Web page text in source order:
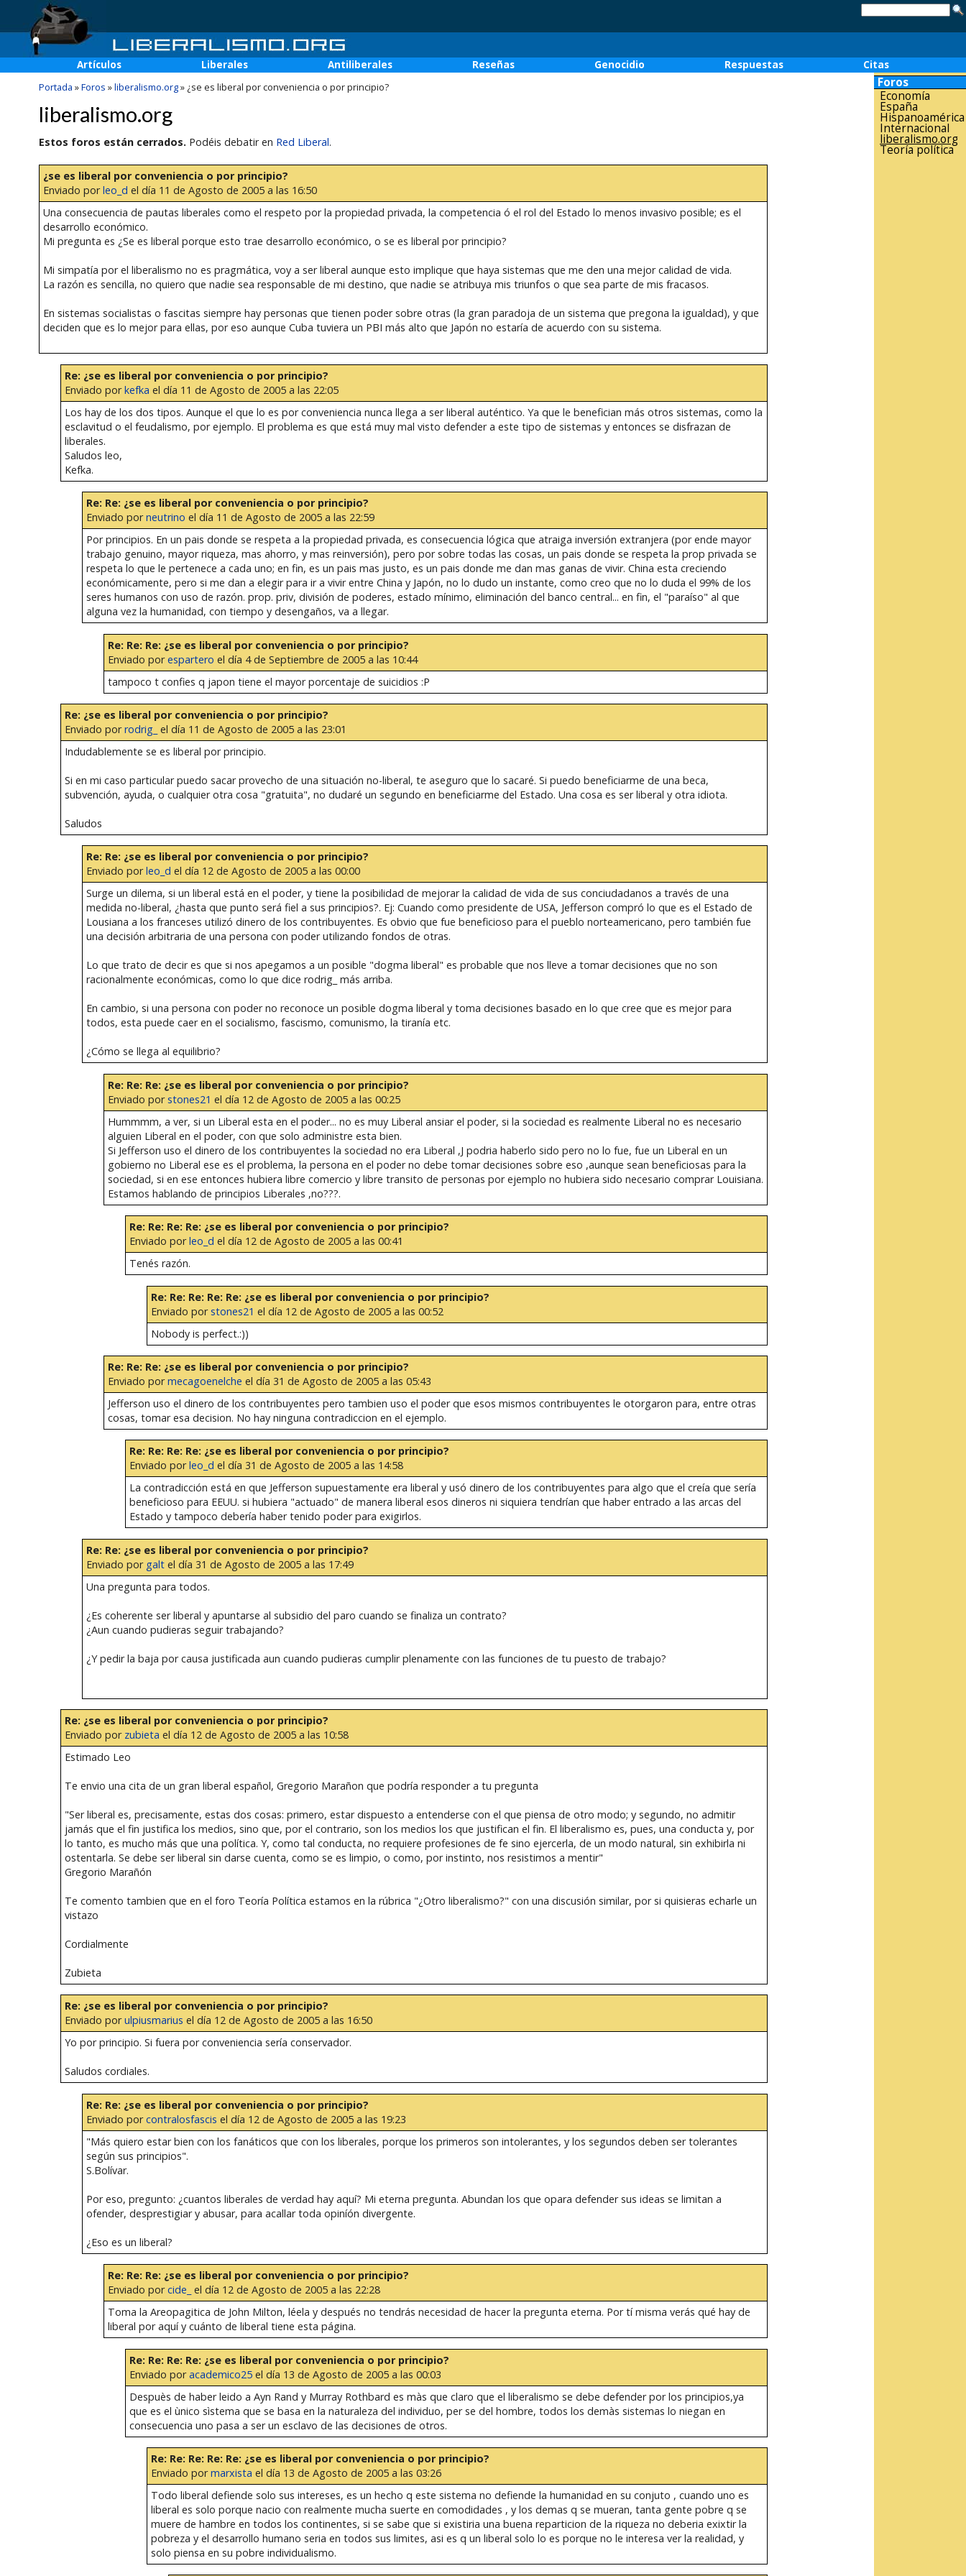
Artículos Liberales Antiliberales Reseñas Genocidio Respuestas
Citas
Portada »Foros »liberalismo.org» ¿se es liberal por conveniencia o por principio?
liberalismo.org
Estos foros están cerrados. Podéis debatir en Red Liberal.
¿se es liberal por conveniencia o por principio?
Enviado porleo_d el día 11 de Agosto de 2005 a las 16:50
Una consecuencia de pautas liberales como el respeto por la propiedad privada, la competencia ó el rol del Estado lo menos invasivo posible; es el
desarrollo económico.
Mi pregunta es ¿Se es liberal porque esto trae desarrollo económico, o se es liberal por principio?
Mi simpatía por el liberalismo no es pragmática, voy a ser liberal aunque esto implique que haya sistemas que me den una mejor calidad de vida.
La razón es sencilla, no quiero que nadie sea responsable de mi destino, que nadie se atribuya mis triunfos o que sea parte de mis fracasos.
En sistemas socialistas o fascitas siempre hay personas que tienen poder sobre otras (la gran paradoja de un sistema que pregona la igualdad), y que
deciden que es lo mejor para ellas, por eso aunque Cuba tuviera un PBI más alto que Japón no estaría de acuerdo con su sistema.
Re: ¿se es liberal por conveniencia o por principio?
Enviado porkefka el día 11 de Agosto de 2005 a las 22:05
Los hay de los dos tipos. Aunque el que lo es por conveniencia nunca llega a ser liberal auténtico. Ya que le benefician más otros sistemas, como la
esclavitud o el feudalismo, por ejemplo. El problema es que está muy mal visto defender a este tipo de sistemas y entonces se disfrazan de
liberales.
Saludos leo,
Kefka.
Re: Re: ¿se es liberal por conveniencia o por principio?
Enviado porneutrino el día 11 de Agosto de 2005 a las 22:59
Por principios. En un pais donde se respeta a la propiedad privada, es consecuencia lógica que atraiga inversión extranjera (por ende mayor
trabajo genuino, mayor riqueza, mas ahorro, y mas reinversión), pero por sobre todas las cosas, un pais donde se respeta la prop privada se
respeta lo que le pertenece a cada uno; en fin, es un pais mas justo, es un pais donde me dan mas ganas de vivir. China esta creciendo
económicamente, pero si me dan a elegir para ir a vivir entre China y Japón, no lo dudo un instante, como creo que no lo duda el 99% de los
seres humanos con uso de razón. prop. priv, división de poderes, estado mínimo, eliminación del banco central... en fin, el "paraíso" al que
alguna vez la humanidad, con tiempo y desengaños, va a llegar.
Re: Re: Re: ¿se es liberal por conveniencia o por principio?
Enviado porespartero el día 4 de Septiembre de 2005 a las 10:44
tampoco t confies q japon tiene el mayor porcentaje de suicidios :P
Re: ¿se es liberal por conveniencia o por principio?
Enviado porrodrig_ el día 11 de Agosto de 2005 a las 23:01
Indudablemente se es liberal por principio.
Si en mi caso particular puedo sacar provecho de una situación no-liberal, te aseguro que lo sacaré. Si puedo beneficiarme de una beca,
subvención, ayuda, o cualquier otra cosa "gratuita", no dudaré un segundo en beneficiarme del Estado. Una cosa es ser liberal y otra idiota.
Saludos
Re: Re: ¿se es liberal por conveniencia o por principio?
Enviado porleo_d el día 12 de Agosto de 2005 a las 00:00
Surge un dilema, si un liberal está en el poder, y tiene la posibilidad de mejorar la calidad de vida de sus conciudadanos a través de una
medida no-liberal, ¿hasta que punto será fiel a sus principios?. Ej: Cuando como presidente de USA, Jefferson compró lo que es el Estado de
Lousiana a los franceses utilizó dinero de los contribuyentes. Es obvio que fue beneficioso para el pueblo norteamericano, pero también fue
una decisión arbitraria de una persona con poder utilizando fondos de otras.
Lo que trato de decir es que si nos apegamos a un posible "dogma liberal" es probable que nos lleve a tomar decisiones que no son
racionalmente económicas, como lo que dice rodrig_ más arriba.
En cambio, si una persona con poder no reconoce un posible dogma liberal y toma decisiones basado en lo que cree que es mejor para
todos, esta puede caer en el socialismo, fascismo, comunismo, la tiranía etc.
¿Cómo se llega al equilibrio?
Re: Re: Re: ¿se es liberal por conveniencia o por principio?
Enviado porstones21 el día 12 de Agosto de 2005 a las 00:25
Hummmm, a ver, si un Liberal esta en el poder... no es muy Liberal ansiar el poder, si la sociedad es realmente Liberal no es necesario
alguien Liberal en el poder, con que solo administre esta bien.
Si Jefferson uso el dinero de los contribuyentes la sociedad no era Liberal ,J podria haberlo sido pero no lo fue, fue un Liberal en un
gobierno no Liberal ese es el problema, la persona en el poder no debe tomar decisiones sobre eso ,aunque sean beneficiosas para la
sociedad, si en ese entonces hubiera libre comercio y libre transito de personas por ejemplo no hubiera sido necesario comprar Louisiana.
Estamos hablando de principios Liberales ,no???.
Re: Re: Re: Re: ¿se es liberal por conveniencia o por principio?
Enviado porleo_d el día 12 de Agosto de 2005 a las 00:41
Tenés razón.
Re: Re: Re: Re: Re: ¿se es liberal por conveniencia o por principio?
Enviado porstones21 el día 12 de Agosto de 2005 a las 00:52
Nobody is perfect.:))
Re: Re: Re: ¿se es liberal por conveniencia o por principio?
Enviado pormecagoenelche el día 31 de Agosto de 2005 a las 05:43
Jefferson uso el dinero de los contribuyentes pero tambien uso el poder que esos mismos contribuyentes le otorgaron para, entre otras
cosas, tomar esa decision. No hay ninguna contradiccion en el ejemplo.
Re: Re: Re: Re: ¿se es liberal por conveniencia o por principio?
Enviado porleo_d el día 31 de Agosto de 2005 a las 14:58
La contradicción está en que Jefferson supuestamente era liberal y usó dinero de los contribuyentes para algo que el creía que sería
beneficioso para EEUU. si hubiera "actuado" de manera liberal esos dineros ni siquiera tendrían que haber entrado a las arcas del
Estado y tampoco debería haber tenido poder para exigirlos.
Re: Re: ¿se es liberal por conveniencia o por principio?
Enviado por galtel día 31 de Agosto de 2005 a las 17:49
Una pregunta para todos.
¿Es coherente ser liberal y apuntarse al subsidio del paro cuando se finaliza un contrato?
¿Aun cuando pudieras seguir trabajando?
¿Y pedir la baja por causa justificada aun cuando pudieras cumplir plenamente con las funciones de tu puesto de trabajo?
Re: ¿se es liberal por conveniencia o por principio?
Enviado por zubieta el día 12 de Agosto de 2005 a las 10:58
Estimado Leo
Te envio una cita de un gran liberal español, Gregorio Marañon que podría responder a tu pregunta
"Ser liberal es, precisamente, estas dos cosas: primero, estar dispuesto a entenderse con el que piensa de otro modo; y segundo, no admitir
jamás que el fin justifica los medios, sino que, por el contrario, son los medios los que justifican el fin. El liberalismo es, pues, una conducta y, por
lo tanto, es mucho más que una política. Y, como tal conducta, no requiere profesiones de fe sino ejercerla, de un modo natural, sin exhibirla ni
ostentarla. Se debe ser liberal sin darse cuenta, como se es limpio, o como, por instinto, nos resistimos a mentir"
Gregorio Marañón
Te comento tambien que en el foro Teoría Política estamos en la rúbrica "¿Otro liberalismo?" con una discusión similar, por si quisieras echarle un
vistazo
Cordialmente
Zubieta
Re: ¿se es liberal por conveniencia o por principio?
Enviado porulpiusmarius el día 12 de Agosto de 2005 a las 16:50
Yo por principio. Si fuera por conveniencia sería conservador.
Saludos cordiales.
Re: Re: ¿se es liberal por conveniencia o por principio?
Enviado porcontralosfascis el día 12 de Agosto de 2005 a las 19:23
"Más quiero estar bien con los fanáticos que con los liberales, porque los primeros son intolerantes, y los segundos deben ser tolerantes
según sus principios".
S.Bolívar.
Por eso, pregunto: ¿cuantos liberales de verdad hay aquí? Mi eterna pregunta. Abundan los que opara defender sus ideas se limitan a
ofender, desprestigiar y abusar, para acallar toda opiníón divergente.
¿Eso es un liberal?
Re: Re: Re: ¿se es liberal por conveniencia o por principio?
Enviado porcide_ el día 12 de Agosto de 2005 a las 22:28
Toma la Areopagitica de John Milton, léela y después no tendrás necesidad de hacer la pregunta eterna. Por tí misma verás qué hay de
liberal por aquí y cuánto de liberal tiene esta página.
Re: Re: Re: Re: ¿se es liberal por conveniencia o por principio?
Enviado poracademico25el día 13 de Agosto de 2005 a las 00:03
Despuès de haber leido a Ayn Rand y Murray Rothbard es màs que claro que el liberalismo se debe defender por los principios,ya
que es el ùnico sìstema que se basa en la naturaleza del individuo, per se del hombre, todos los demàs sistemas lo niegan en
consecuencia uno pasa a ser un esclavo de las decisiones de otros.
Re: Re: Re: Re: Re: ¿se es liberal por conveniencia o por principio?
Enviado pormarxista el día 13 de Agosto de 2005 a las 03:26
Todo liberal defiende solo sus intereses, es un hecho q este sistema no defiende la humanidad en su conjuto , cuando uno es
liberal es solo porque nacio con realmente mucha suerte en comodidades , y los demas q se mueran, tanta gente pobre q se
muere de hambre en todos los continentes, si se sabe que si existiria una buena reparticion de la riqueza no deberia exixtir la
pobreza y el desarrollo humano seria en todos sus limites, asi es q un liberal solo lo es porque no le interesa ver la realidad, y
solo piensa en su pobre individualismo.
Foros
Economía
España
Hispanoamérica
Internacional
liberalismo.org
Teoría política